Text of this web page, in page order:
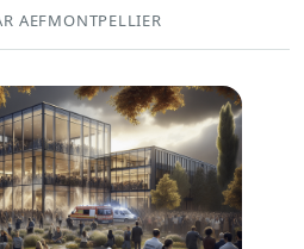
AEFMONTPELLIER